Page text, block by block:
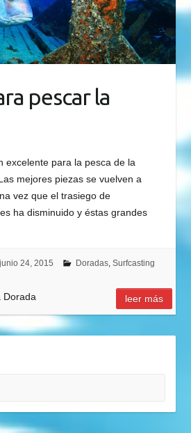
pescar la
excelente para la pesca de la
mejores piezas se vuelven a
vez que el trasiego de
ha disminuido y éstas grandes
junio 24, 2015 Doradas, Surfcasting
Dorada leer más